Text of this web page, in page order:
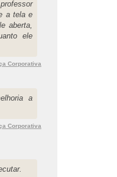
a tela e
aberta,
ele
Corporativa
a
Corporativa